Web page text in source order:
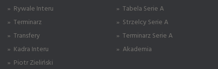
» Rywale Interu
» Terminarz
» Transfery
» Kadra Interu
» Piotr Zieliński
» Tabela Serie A
» Strzelcy Serie A
» Terminarz Serie A
» Akademia